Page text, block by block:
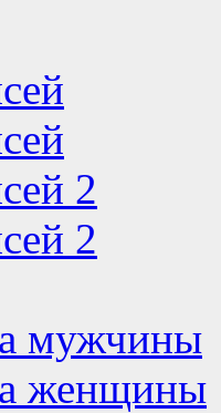
2
2
мужчины
женщины